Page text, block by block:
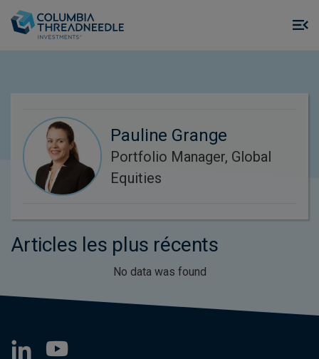
Pauline Grange
Portfolio Manager, Global
Equities
Articles les plus récents
No data was found